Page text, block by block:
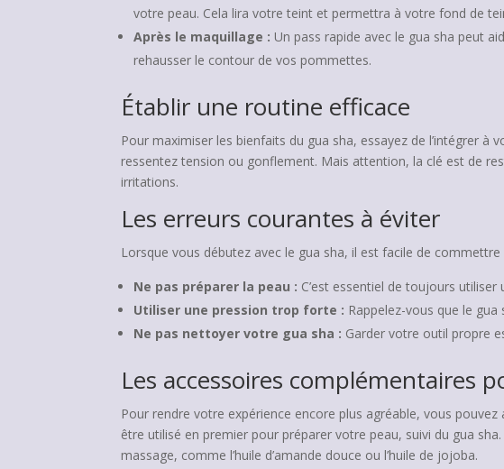
votre peau. Cela lira votre teint et permettra à votre fond de
Après le maquillage : Un pass rapide avec le gua sha peut
rehausser le contour de vos pommettes.
Établir une routine efficace
Pour maximiser les bienfaits du gua sha, essayez de l’intégrer
ressentez tension ou gonflement. Mais attention, la clé est de
irritations.
Les erreurs courantes à éviter
Lorsque vous débutez avec le gua sha, il est facile de
Ne pas préparer la peau : C’est essentiel de toujours
Utiliser une pression trop forte : Rappelez-vous que le
Ne pas nettoyer votre gua sha : Garder votre outil propre
Les accessoires complémentaires
Pour rendre votre expérience encore plus agréable, vous
être utilisé en premier pour préparer votre peau, suivi du gua
massage, comme l’huile d’amande douce ou l’huile de jojoba.